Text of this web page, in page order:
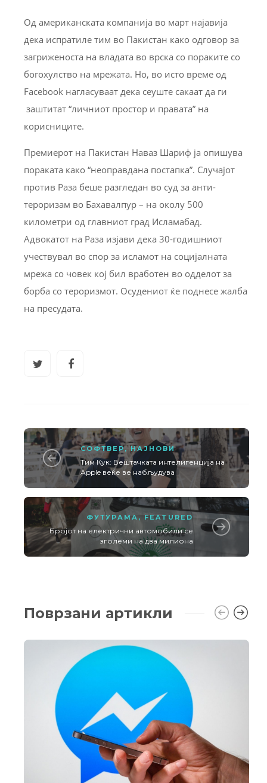
Од американската компанија во март најавија
дека испратиле тим во Пакистан како одговор за
загриженоста на владата во врска со пораките со
богохулство на мрежата. Но, во исто време од
Facebook нагласуваат дека сеуште сакаат да ги
заштитат “личниот простор и правата” на
корисниците.
Премиерот на Пакистан Наваз Шариф ја опишува
пораката како “неоправдана постапка”. Случајот
против Раза беше разгледан во суд за анти-
тероризам во Бахавалпур – на околу 500
километри од главниот град Исламабад.
Адвокатот на Раза изјави дека 30-годишниот
учествувал во спор за исламот на социјалната
мрежа со човек кој бил вработен во одделот за
борба со тероризмот. Осудениот ќе поднесе жалба
на пресудата.
СОФТВЕР,НАЈНОВИ
Тим Кук: Вештачката интелигенција на
Apple веќе ве набљудува
ФУТУРАМА ,FEATURED
Бројот на електрични автомобили се
зголеми на два милиона
Поврзани артикли